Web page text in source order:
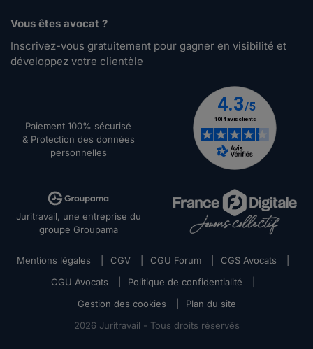
Vous êtes avocat ?
Inscrivez-vous gratuitement pour gagner en visibilité et
développez votre clientèle
Paiement 100% sécurisé
& Protection des données
personnelles
Juritravail, une entreprise du
groupe Groupama
Mentions légales CGV CGU Forum CGS Avocats
CGU Avocats
Politique de confidentialité
Gestion des cookies
Plan du site
2026 Juritravail - Tous droits réservés